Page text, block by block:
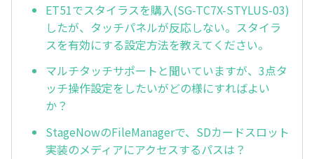
ET51でスタイラスを購入(SG-TC7X-STYLUS-03)
したが、タッチパネルが反応しない。スタイラ
スを有効にする設定方法を教えてください。
マルチタッチサポートと聞いていますが、3点タ
ッチ操作設定をしたいがどの様にすればよい
か？
StageNowのFileManagerで、SDカードスロット
実装のメディアにアクセスするパスは？